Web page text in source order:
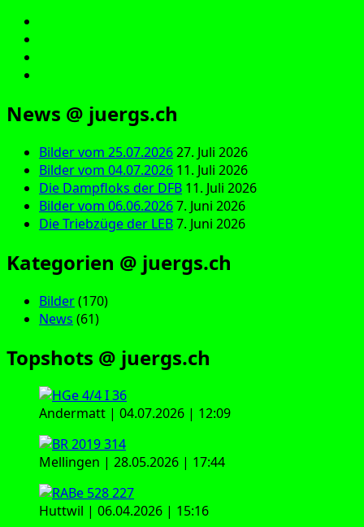
News @ juergs.ch
Bilder vom 25.07.202627. Juli 2026
Bilder vom 04.07.2026 11. Juli 2026
Die Dampfloks der DFB 11. Juli 2026
Bilder vom 06.06.20267. Juni 2026
Die Triebzüge der LEB7. Juni 2026
Kategorien @ juergs.ch
Bilder(170)
News (61)
Topshots @ juergs.ch
Andermatt | 04.07.2026 | 12:09
Mellingen | 28.05.2026 | 17:44
Huttwil | 06.04.2026 | 15:16